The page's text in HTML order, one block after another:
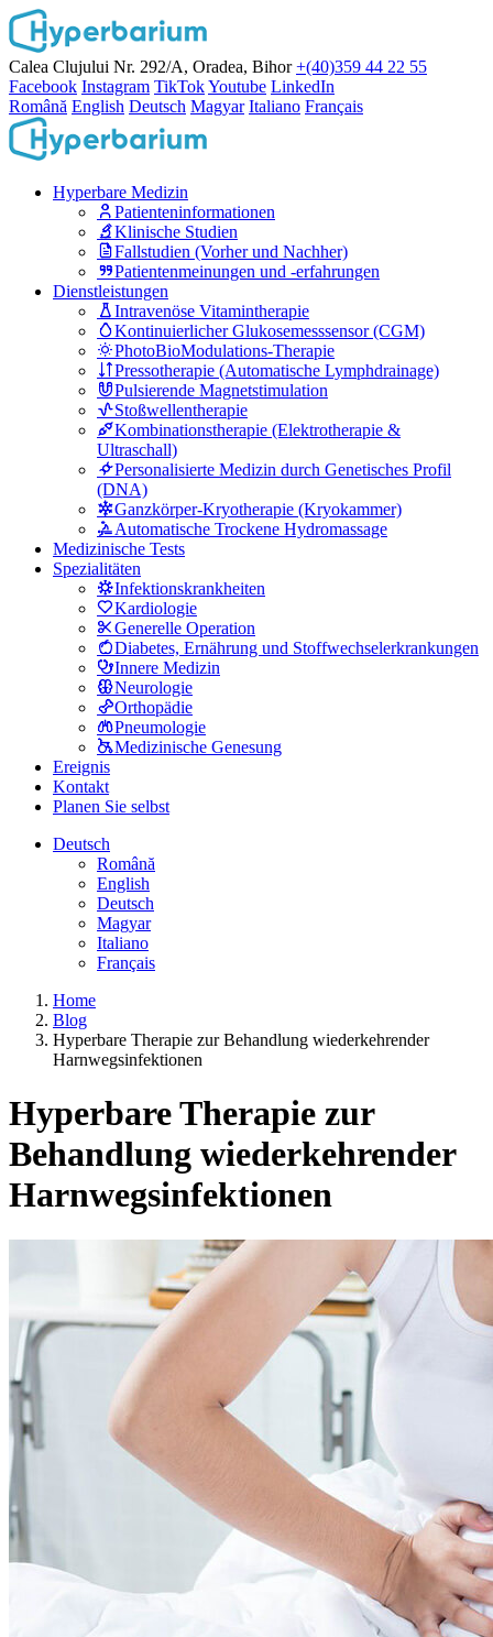
Calea Clujului Nr. 292/A, Oradea, Bihor +(40)359 44 22 55
Facebook Instagram TikTokYoutube LinkedIn
Română English Deutsch Magyar Italiano Français
Hyperbare Medizin
Patienteninformationen
Klinische Studien
Fallstudien (Vorher und Nachher)
Patientenmeinungen und -erfahrungen
Dienstleistungen
Intravenöse Vitamintherapie
Kontinuierlicher Glukosemesssensor (CGM)
PhotoBioModulations-Therapie
Pressotherapie (Automatische Lymphdrainage)
Pulsierende Magnetstimulation
Stoßwellentherapie
Kombinationstherapie (Elektrotherapie &
Ultraschall)
Personalisierte Medizin durch Genetisches Profil
(DNA)
Ganzkörper-Kryotherapie (Kryokammer)
Automatische Trockene Hydromassage
Medizinische Tests
Spezialitäten
Infektionskrankheiten
Kardiologie
Generelle Operation
Diabetes, Ernährung und Stoffwechselerkrankungen
Innere Medizin
Neurologie
Orthopädie
Pneumologie
Medizinische Genesung
Ereignis
Kontakt
Planen Sie selbst
Deutsch
Română
English
Deutsch
Magyar
Italiano
Français
Home
Blog
Hyperbare Therapie zur Behandlung wiederkehrender
Harnwegsinfektionen
Hyperbare Therapie zur
Behandlung wiederkehrender
Harnwegsinfektionen